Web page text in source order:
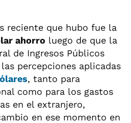
reciente que hubo fue la
ahorro luego de que la
de Ingresos Públicos
percepciones aplicadas
, tanto para
como para los gastos
en el extranjero,
en ese momento en